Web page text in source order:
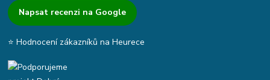
Napsat recenzi na Google
⭐ Hodnocení zákazníků na Heurece